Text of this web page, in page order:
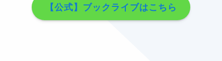
【公式】ブックライブはこちら